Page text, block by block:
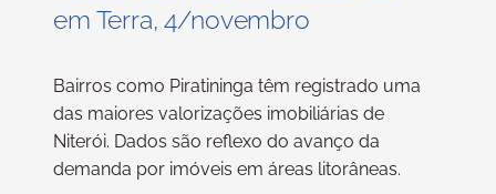
em Terra, 4/novembro
Bairros como Piratininga têm registrado uma
das maiores valorizações imobiliárias de
Niterói. Dados são reflexo do avanço da
demanda por imóveis em áreas litorâneas.